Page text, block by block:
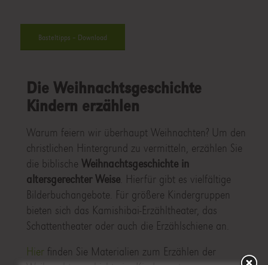
Basteltipps – Download
Die Weihnachtsgeschichte
Kindern erzählen
Warum feiern wir überhaupt Weihnachten? Um den
christlichen Hintergrund zu vermitteln, erzählen Sie
die biblische Weihnachtsgeschichte in
altersgerechter Weise. Hierfür gibt es vielfältige
Bilderbuchangebote. Für größere Kindergruppen
bieten sich das Kamishibai-Erzähltheater, das
Schattentheater oder auch die Erzählschiene an.
Hierfinden Sie Materialien zum Erzählen der